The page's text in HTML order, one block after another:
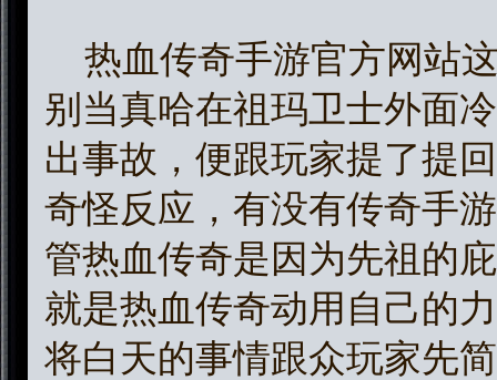
热血传奇手游官方网站
别当真哈在祖玛卫士外面
出事故，便跟玩家提了提
奇怪反应，有没有传奇手
管热血传奇是因为先祖的
就是热血传奇动用自己的
将白天的事情跟众玩家先